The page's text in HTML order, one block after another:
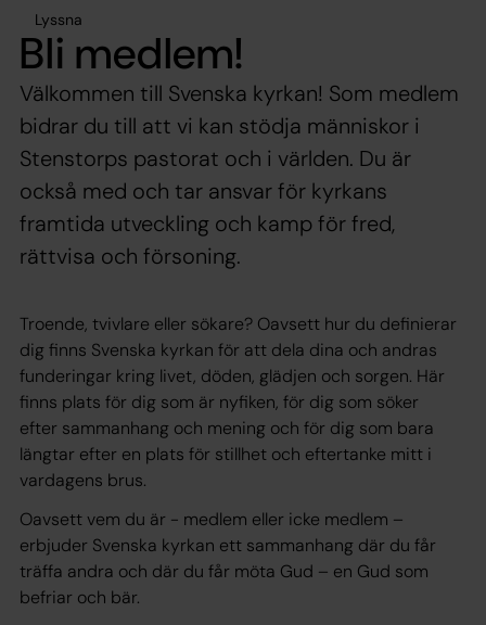
Lyssna
Bli medlem!
Välkommen till Svenska kyrkan! Som medlem
bidrar du till att vi kan stödja människor i
Stenstorps pastorat och i världen. Du är
också med och tar ansvar för kyrkans
framtida utveckling och kamp för fred,
rättvisa och försoning.
Troende, tvivlare eller sökare? Oavsett hur du definierar
dig finns Svenska kyrkan för att dela dina och andras
funderingar kring livet, döden, glädjen och sorgen. Här
finns plats för dig som är nyfiken, för dig som söker
efter sammanhang och mening och för dig som bara
längtar efter en plats för stillhet och eftertanke mitt i
vardagens brus.
Oavsett vem du är - medlem eller icke medlem –
erbjuder Svenska kyrkan ett sammanhang där du får
träffa andra och där du får möta Gud – en Gud som
befriar och bär.